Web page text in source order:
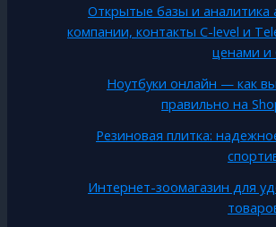
Открытые базы и аналитика
компании, контакты C-level и
ценами и
Ноутбуки онлайн — как
правильно на
Резиновая плитка:
Интернет-зоомагазин для